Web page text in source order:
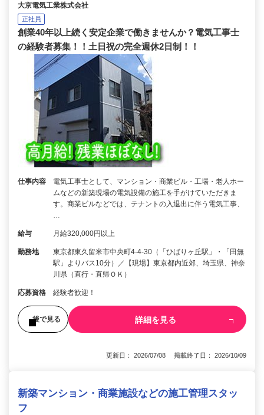
大京電気工業株式会社
正社員
創業40年以上続く安定企業で働きませんか？電気工事士
の経験者募集！！土日祝の完全週休2日制！！
仕事内容
電気工事士として、マンション・商業ビル・工場・老人ホー
ムなどの新築現場の電気設備の施工を手がけていただきま
す。商業ビルなどでは、テナントの入退出に伴う電気工事、
給与 月給320,000円以上
勤務地
東京都東久留米市中央町4-4-30（「ひばりヶ丘駅」・「田無
駅」よりバス10分）／【現場】東京都内近郊、埼玉県、神奈
川県（直行・直帰ＯＫ）
応募資格 経験者歓迎！
後で見る 詳細を見る
更新日： 2026/07/08 掲載終了日： 2026/10/09
新築マンション・商業施設などの施工管理スタッ
フ